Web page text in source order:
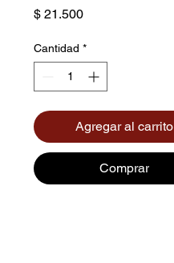
$ 21.500Precio
Cantidad *
Agregar al carrito
Comprar